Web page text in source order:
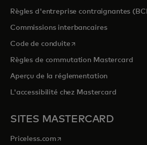
Règles d'entreprise contraignantes
Commissions interbancaires
Code de conduites’ouvre dans un nouvel
Règles de commutation Mastercard
Aperçu de la réglementation
L'accessibilité chez Mastercard
SITES MASTERCARD
Priceless.com s’ouvre dans un nouvel